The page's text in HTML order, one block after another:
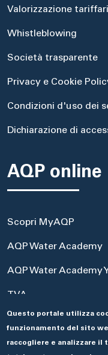
Valorizzazione
Whistleblowing
Società trasparente
Privacy e Cookie
Condizioni d'uso dei
Dichiarazione di
AQP online
Scopri MyAQP
AQP Water Academy
AQP Water Academy
TVA
Portale Acquisti
Aseco
Questo portale utilizza
funzionamento del sito
raccogliere e analizzare il